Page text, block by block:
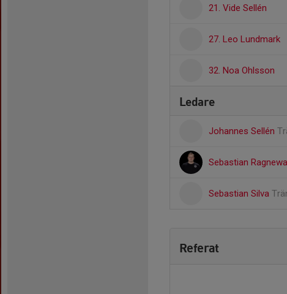
21. Vide Sellén
27. Leo Lundmark
32. Noa Ohlsson
Ledare
Johannes Sellén
Sebastian
Sebastian Silva
Referat